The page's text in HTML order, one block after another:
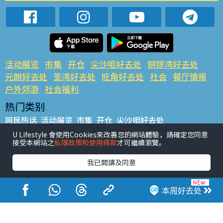
本周好去处
活动展览 市集 开仓 尖沙咀好去处 铜锣湾好去处
元朗好去处 荃湾好去处 旺角好去处 社会 餐厅情报
户外郊游 社会福利
热门类别
网民热话 活动展览 市集 开仓 尖沙咀好去处
铜锣湾好去处 元朗好去处 荃湾好去处 旺角好去处 社会
餐厅情报 户外郊游
热门标签
#UGO揾好去处 #人气活动推介 #美食社群热话
#亲子玩乐好去处
#ULifestyle应用程式
#限时抢
#UJetso礼物放送
#ULifestyle商户中心 #著数 #网络热话
U Lifestyle 會使用Cookies來改善您的網站體驗，請確定您同意
接受本網站之私隱政策和使用條款才可繼續瀏覽。
我已閱讀及同意